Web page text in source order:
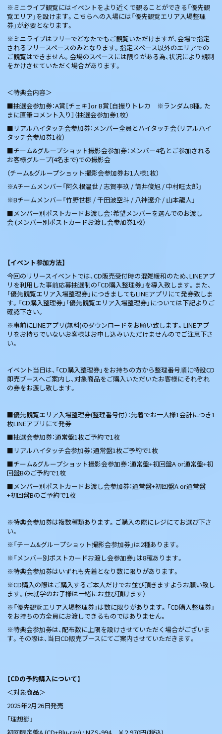
※ミニライブ観覧にはイベントをより近くで観ることができる「優先観
覧エリア」を設けます。こちらへの入場には「優先観覧エリア入場整理
券」が必要となります。
※ミニライブはフリーでどなたでもご観覧いただけますが、会場で指定
されるフリースペースのみとなります。指定スペース以外のエリアでの
ご観覧はできません。会場のスペースには限りがある為、状況により規制
をかけさせていただく場合があります。
＜特典会内容＞
■抽選会参加券：A賞［チェキ］or B賞［自撮りトレカ ※ランダム8種。た
まに直筆コメント入り］（抽選会参加券1枚）
■リアルハイタッチ会参加券：メンバー全員とハイタッチ会（リアルハイ
タッチ会参加券1枚）
■チーム&グループショット撮影会参加券：メンバー4名とご参加される
お客様グループ(4名まで)での撮影会
（チーム&グループショット撮影会参加券お1人様1枚）
※Aチームメンバー「阿久根温世 / 志賀李玖 / 筒井俊旭 / 中村旺太郎」
※Bチームメンバー「竹野世梛 / 千田波空斗 / 八神遼介 / 山本龍人」
■メンバー別ポストカードお渡し会：希望メンバーを選んでのお渡し
会 (メンバー別ポストカードお渡し会参加券1枚）
【イベント参加方法】
今回のリリースイベントでは、CD販売受付時の混雑緩和のため、LINEアプ
リを利用した事前応募抽選制の「CD購入整理券」を導入致します。また、
「優先観覧エリア入場整理券」につきましてもLINEアプリにて発券致しま
す。「CD購入整理券」「優先観覧エリア入場整理券」については下記よりご
確認下さい。
※事前にLINEアプリ(無料)のダウンロードをお願い致します。LINEアプ
リをお持ちでいないお客様はお申し込みいただけませんのでご注意下さ
い。
イベント当日は、「CD購入整理券」をお持ちの方から整理番号順に特設CD
即売ブースへご案内し、対象商品をご購入いただいたお客様にそれぞれ
の券をお渡し致します。
■優先観覧エリア入場整理券(整理番号付）：先着でお一人様1会計につき1
枚LINEアプリにて発券
■抽選会参加券：通常盤1枚ご予約で1枚
■リアルハイタッチ会参加券：通常盤1枚ご予約で1枚
■チーム&グループショット撮影会参加券：通常盤+初回盤A or通常盤+初
回盤Bのご予約で1枚
■メンバー別ポストカードお渡し会参加券：通常盤+初回盤A or通常盤
+初回盤Bのご予約で1枚
※特典会参加券は複数種類あります。ご購入の際にレジにてお選び下さ
い。
※「チーム&グループショット撮影会参加券」は2種あります。
※「メンバー別ポストカードお渡し会参加券」は8種あります。
※特典会参加券はいずれも先着となり数に限りがあります。
※CD購入の際はご購入するご本人だけでお並び頂きますようお願い致し
ます。(未就学のお子様は一緒にお並び頂けます）
※「優先観覧エリア入場整理券」は数に限りがあります。「CD購入整理券」
をお持ちの方全員にお渡しできるものではありません。
※特典会参加券は、配布数に上限を設けさせていただく場合がございま
す。その際は、当日CD販売ブースにてご案内させていただきます。
【CDの予約購入について】
＜対象商品＞
2025年2月26日発売
「理想郷」
初回限定盤A (CD+Blu-ray) : NZS-994 ￥2,970円(税込)